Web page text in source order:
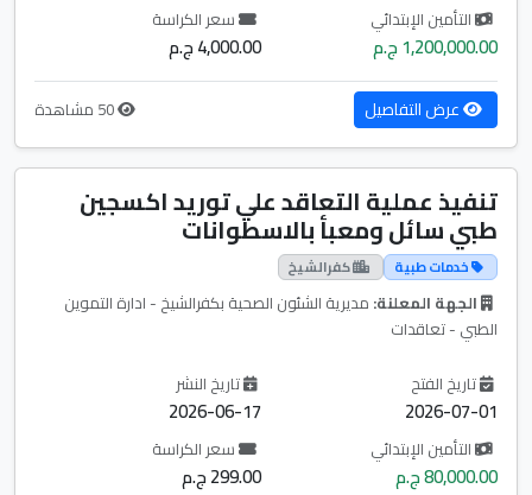
التأمين الإبتدائي
1,200,000.00 ج.م
سعر الكراسة
4,000.00 ج.م
عرض التفاصيل
تنفيذ عملية التعاقد علي توريد اكسجين
طبي سائل ومعبأ بالاسطوانات
خدمات طبية كفرالشيخ
الجهة المعلنة: مديرية الشئون الصحية بكفرالشيخ - ادارة التموين
الطبي - تعاقدات
تاريخ الفتح
2026-07-01
تاريخ النشر
2026-06-17
التأمين الإبتدائي
80,000.00 ج.م
سعر الكراسة
299.00 ج.م